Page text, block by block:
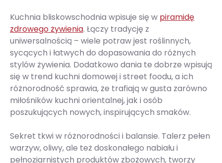
Kuchnia bliskowschodnia wpisuje się w piramidę
zdrowego żywienia. Łączy tradycję z
uniwersalnością – wiele potraw jest roślinnych,
sycących i łatwych do dopasowania do różnych
stylów żywienia. Dodatkowo dania te dobrze wpisują
się w trend kuchni domowej i street foodu, a ich
różnorodność sprawia, że trafiają w gusta zarówno
miłośników kuchni orientalnej, jak i osób
poszukujących nowych, inspirujących smaków.
Sekret tkwi w różnorodności i balansie. Talerz pełen
warzyw, oliwy, ale też doskonałego nabiału i
pełnoziarnistych produktów zbożowych, tworzy